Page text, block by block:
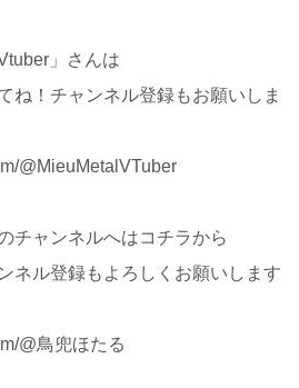
」さんは
ね！チャンネル登録もお願いしま
@MieuMetalVTuber
チャンネルへはコチラから
ネル登録もよろしくお願いします
@鳥兜ほたる